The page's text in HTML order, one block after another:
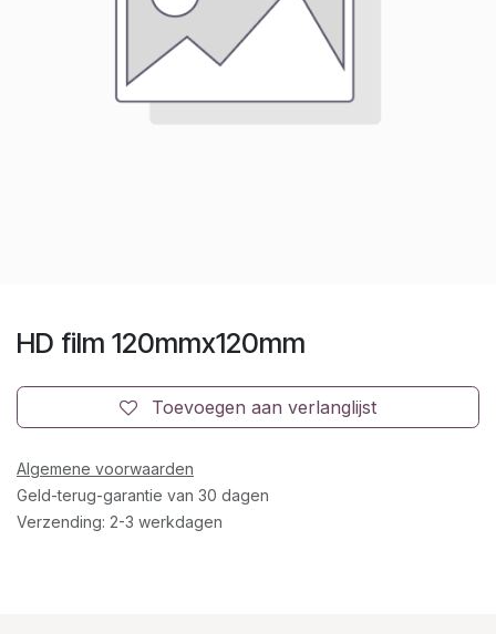
HD film 120mmx120mm
Toevoegen aan verlanglijst
Algemene voorwaarden
Geld-terug-garantie van 30 dagen
Verzending: 2-3 werkdagen